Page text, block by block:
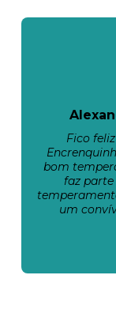
Fico
bom
faz
um